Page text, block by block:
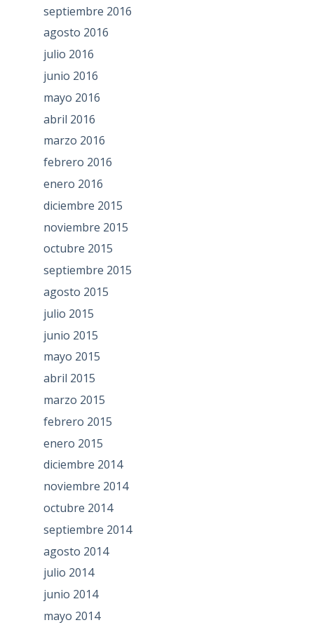
septiembre 2016
agosto 2016
julio 2016
junio 2016
mayo 2016
abril 2016
marzo 2016
febrero 2016
enero 2016
diciembre 2015
noviembre 2015
octubre 2015
septiembre 2015
agosto 2015
julio 2015
junio 2015
mayo 2015
abril 2015
marzo 2015
febrero 2015
enero 2015
diciembre 2014
noviembre 2014
octubre 2014
septiembre 2014
agosto 2014
julio 2014
junio 2014
mayo 2014